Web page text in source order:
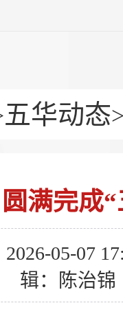
五华动态
圆满完成
05-07
辑：陈治锦